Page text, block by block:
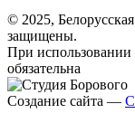
© 2025,
защищены.
При использовании
обязательна
Создание сайта —